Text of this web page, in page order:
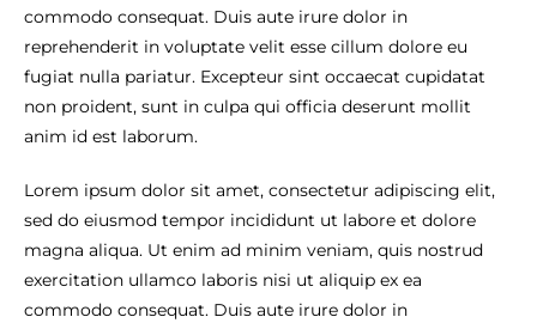
commodo consequat. Duis aute irure dolor in
reprehenderit in voluptate velit esse cillum dolore eu
fugiat nulla pariatur. Excepteur sint occaecat cupidatat
non proident, sunt in culpa qui officia deserunt mollit
anim id est laborum.
Lorem ipsum dolor sit amet, consectetur adipiscing elit,
sed do eiusmod tempor incididunt ut labore et dolore
magna aliqua. Ut enim ad minim veniam, quis nostrud
exercitation ullamco laboris nisi ut aliquip ex ea
commodo consequat. Duis aute irure dolor in